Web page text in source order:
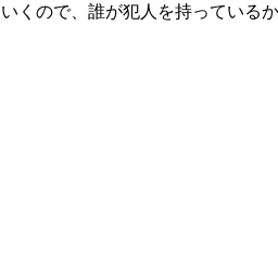
くので、誰が犯人を持っている